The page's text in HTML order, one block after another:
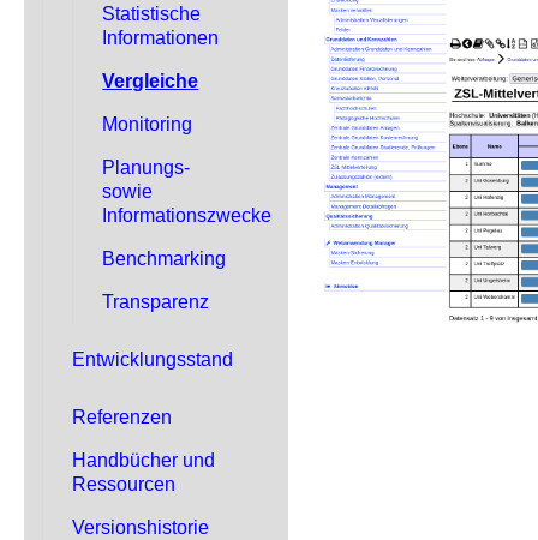
Statistische
Informationen
Vergleiche
Monitoring
Planungs-
sowie
Informationszwecke
Benchmarking
Transparenz
Entwicklungsstand
Referenzen
Handbücher und
Ressourcen
Versionshistorie